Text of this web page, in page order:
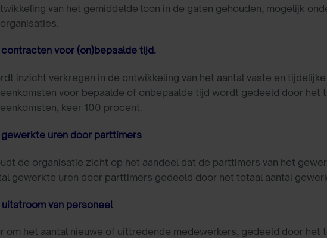
van het gemiddelde loon in de gaten gehouden, mogelijk
voor (on)bepaalde tijd.
inzicht verkregen in de ontwikkeling van het aantal vaste en
voor bepaalde of onbepaalde tijd wordt gedeeld door het
keer 100 procent.
uren door parttimers
de organisatie zicht op het aandeel dat de parttimers van het
gewerkte uren door parttimers gedeeld door het totaal aantal
van personeel
om het aantal nieuwe of uittredende medewerkers, gedeeld door het